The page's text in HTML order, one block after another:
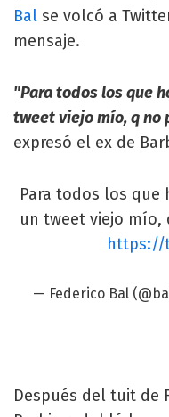
Bal se volcó a
mensaje.
"Para todos los que
tweet viejo mío, q no
expresó el ex de
Para todos los que
un tweet viejo mío,
https://
— Federico Bal
Después del tuit de